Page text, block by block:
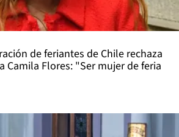
de feriantes de Chile rechaza
Camila Flores: "Ser mujer de feria